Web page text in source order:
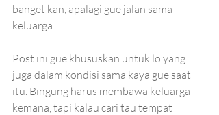
banget kan, apalagi gue jalan sama
keluarga.
Post ini gue khususkan untuk lo yang
juga dalam kondisi sama kaya gue saat
itu. Bingung harus membawa keluarga
kemana, tapi kalau cari tau tempat